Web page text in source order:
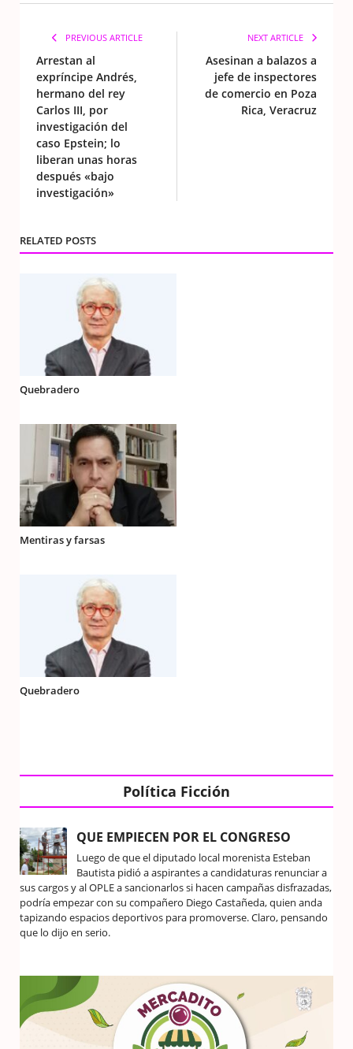
PREVIOUS ARTICLE
Arrestan al
expríncipe Andrés,
hermano del rey
Carlos III, por
investigación del
caso Epstein; lo
liberan unas horas
después «bajo
investigación»
NEXT ARTICLE
Asesinan a balazos a
jefe de inspectores
de comercio en Poza
Rica, Veracruz
RELATED POSTS
Quebradero
Mentiras y farsas
Quebradero
Política Ficción
QUE EMPIECEN POR EL CONGRESO
Luego de que el diputado local morenista Esteban
Bautista pidió a aspirantes a candidaturas renunciar a
sus cargos y al OPLE a sancionarlos si hacen campañas disfrazadas,
podría empezar con su compañero Diego Castañeda, quien anda
tapizando espacios deportivos para promoverse. Claro, pensando
que lo dijo en serio.